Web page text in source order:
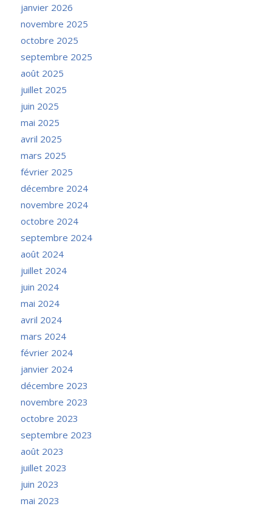
janvier 2026
novembre 2025
octobre 2025
septembre 2025
août 2025
juillet 2025
juin 2025
mai 2025
avril 2025
mars 2025
février 2025
décembre 2024
novembre 2024
octobre 2024
septembre 2024
août 2024
juillet 2024
juin 2024
mai 2024
avril 2024
mars 2024
février 2024
janvier 2024
décembre 2023
novembre 2023
octobre 2023
septembre 2023
août 2023
juillet 2023
juin 2023
mai 2023